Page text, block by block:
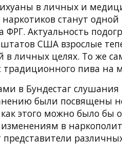
в личных и
станут
Актуальность
США взрослые
в личных целях. То же
традиционного пива на
в Бундестаг слушания
были посвящены
этого можно было бы
в